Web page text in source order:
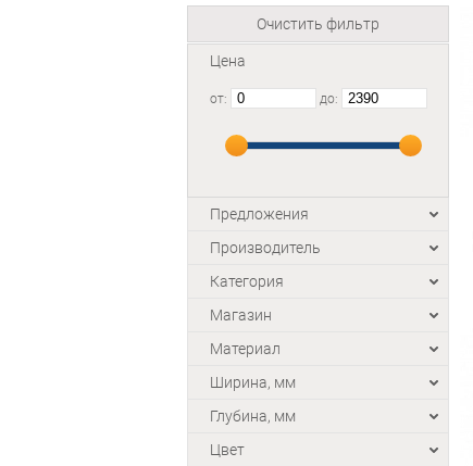
Очистить фильтр
Цена
от: до:
Предложения
Производитель
Категория
Магазин
Материал
Ширина, мм
Глубина, мм
Цвет